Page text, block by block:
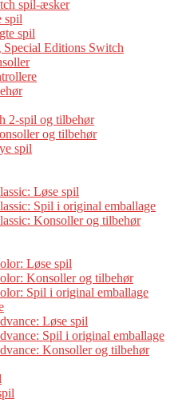
spil-æsker
spil
spil
Editions Switch
2-spil og tilbehør
og tilbehør
spil
Løse spil
Spil i original emballage
Konsoller og tilbehør
Løse spil
Konsoller og tilbehør
Spil i original emballage
Løse spil
Spil i original emballage
Konsoller og tilbehør